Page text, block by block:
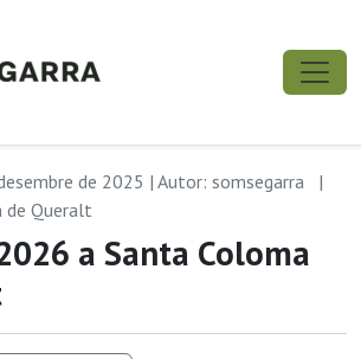
de 2025 | Autor: somsegarra
|
de Queralt
a Santa Coloma